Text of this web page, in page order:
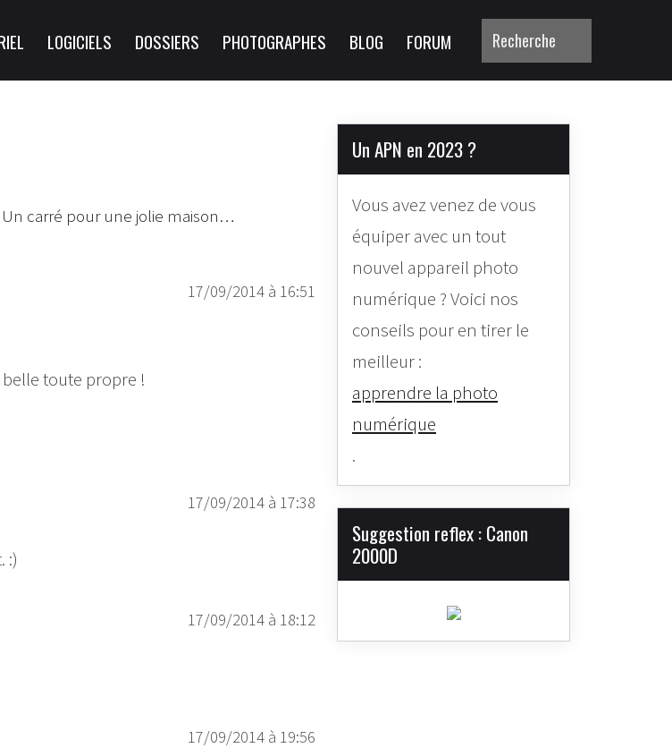
LOGICIELS DOSSIERS PHOTOGRAPHES BLOG FORUM
Un carré pour une jolie maison…
17/09/2014 à 16:51
toute propre !
17/09/2014 à 17:38
:)
17/09/2014 à 18:12
17/09/2014 à 19:56
Un APN en 2023 ?
Vous avez venez de vous
équiper avec un tout
nouvel appareil photo
numérique ? Voici nos
conseils pour en tirer le
meilleur :
apprendre la photo
numérique
.
Suggestion reflex : Canon
2000D